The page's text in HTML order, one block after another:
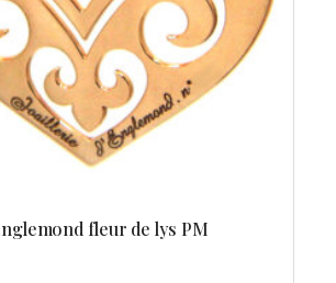
frissons
fleur de lys PM